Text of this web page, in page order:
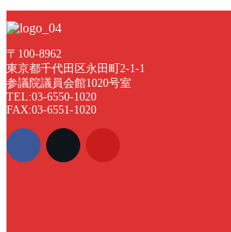
〒100-8962
東京都千代田区永田町2-1-1
参議院議員会館1020号室
TEL:03-6550-1020
FAX:03-6551-1020